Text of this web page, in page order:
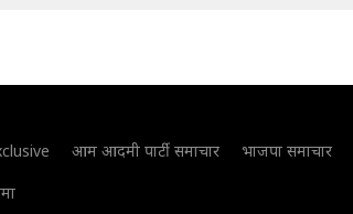
आम आदमी पार्टी समाचार भाजपा समाचार